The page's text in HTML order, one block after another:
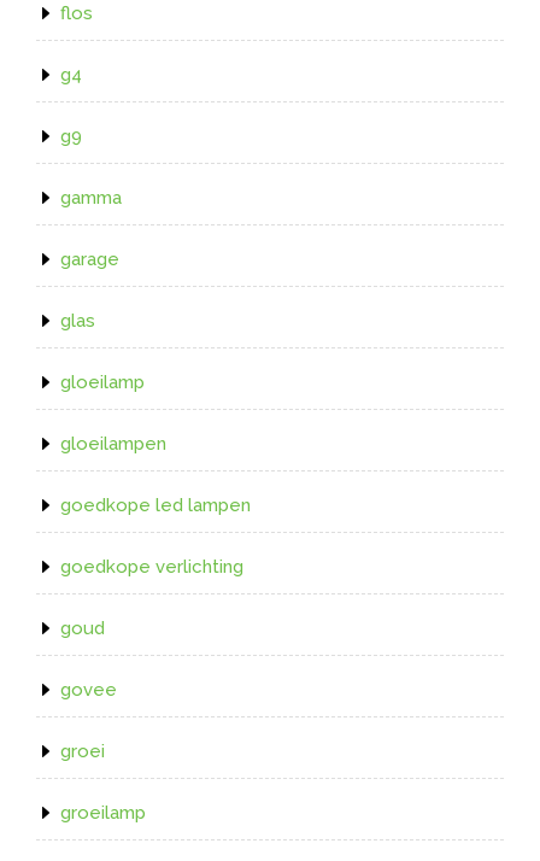
flos
g4
g9
gamma
garage
glas
gloeilamp
gloeilampen
goedkope led lampen
goedkope verlichting
goud
govee
groei
groeilamp